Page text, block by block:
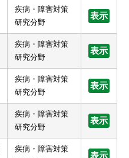
疾病・障害対策
研究分野
表示
疾病・障害対策
研究分野
表示
疾病・障害対策
研究分野
表示
疾病・障害対策
研究分野
表示
疾病・障害対策
表示